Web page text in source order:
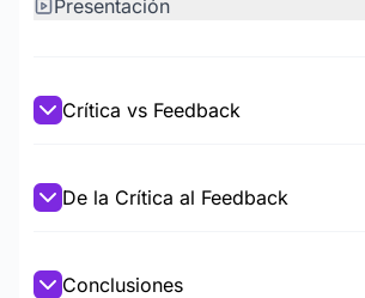
Presentación
Crítica vs Feedback
De la Crítica al Feedback
Conclusiones